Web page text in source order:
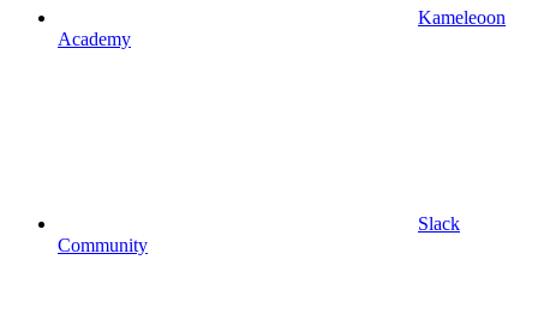
Kameleoon
Academy
Slack
Community